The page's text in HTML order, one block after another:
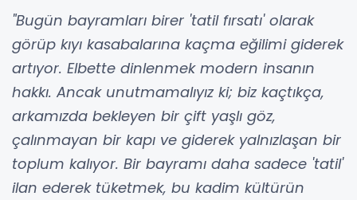
"Bugün bayramları birer 'tatil fırsatı' olarak
görüp kıyı kasabalarına kaçma eğilimi giderek
artıyor. Elbette dinlenmek modern insanın
hakkı. Ancak unutmamalıyız ki; biz kaçtıkça,
arkamızda bekleyen bir çift yaşlı göz,
çalınmayan bir kapı ve giderek yalnızlaşan bir
toplum kalıyor. Bir bayramı daha sadece 'tatil'
ilan ederek tüketmek, bu kadim kültürün